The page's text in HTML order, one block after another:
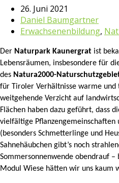
26. Juni 2021
Daniel Baumgartner
Erwachsenenbildung,
Der Naturpark Kaunergrat ist
Lebensräumen, insbesondere für
des Natura2000-
für Tiroler Verhältnisse warme und
weitgehende Verzicht auf
Flächen haben dazu geführt, dass
vielfältige Pflanzengemeinschaften
(besonders Schmetterlinge und
Sahnehäubchen gibt’s noch
Sommersonnenwende obendrauf –
Modul Wiese hätten wir uns kaum